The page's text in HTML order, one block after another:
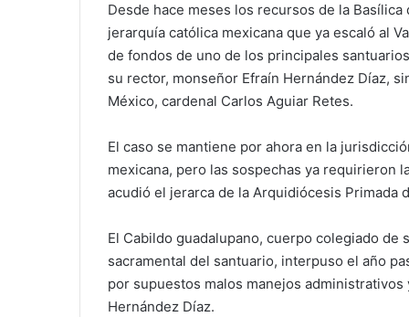
Desde hace meses los recursos de la
jerarquía católica mexicana que ya escaló al
de fondos de uno de los principales
su rector, monseñor Efraín Hernández Díaz,
México, cardenal Carlos Aguiar Retes.
El caso se mantiene por ahora en la
mexicana, pero las sospechas ya requirieron
acudió el jerarca de la Arquidiócesis Primada
El Cabildo guadalupano, cuerpo colegiado
sacramental del santuario, interpuso el año
por supuestos malos manejos
Hernández Díaz.